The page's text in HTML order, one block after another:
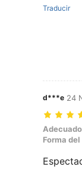
Traducir
d***e 24
Adecuado
Forma